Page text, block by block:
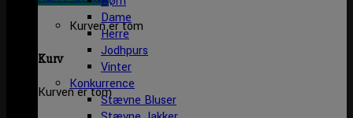
Kurven er tom
Kurv
Kurven er tom
Dame
Herre
Jodhpurs
Vinter
Konkurrence
Stævne Bluser